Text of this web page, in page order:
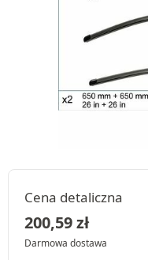
Cena detaliczna
200,59zł
Darmowa dostawa